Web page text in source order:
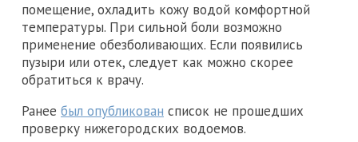
помещение, охладить кожу водой комфортной
температуры. При сильной боли возможно
применение обезболивающих. Если появились
пузыри или отек, следует как можно скорее
обратиться к врачу.
Ранее был опубликован список не прошедших
проверку нижегородских водоемов.